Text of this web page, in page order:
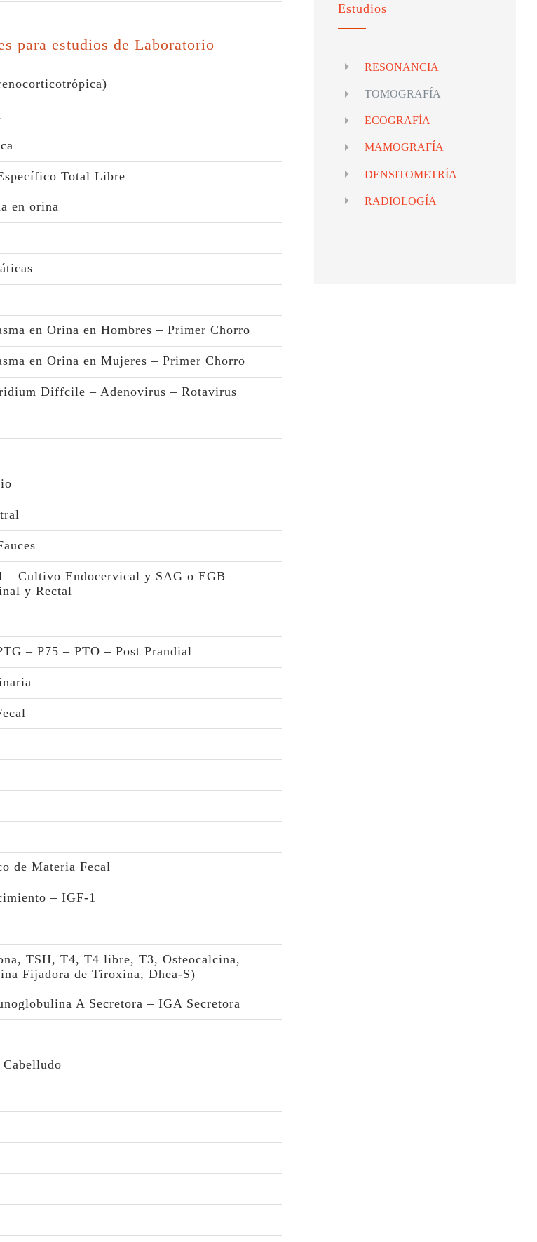
para estudios de Laboratorio
Total Libre
en orina
en Orina en Hombres – Primer Chorro
en Orina en Mujeres – Primer Chorro
Diffcile – Adenovirus – Rotavirus
Cultivo Endocervical y SAG o EGB –
y Rectal
– P75 – PTO – Post Prandial
de Materia Fecal
– IGF-1
TSH, T4, T4 libre, T3, Osteocalcina,
Fijadora de Tiroxina, Dhea-S)
A Secretora – IGA Secretora
Estudios
RESONANCIA
TOMOGRAFÍA
ECOGRAFÍA
MAMOGRAFÍA
DENSITOMETRÍA
RADIOLOGÍA